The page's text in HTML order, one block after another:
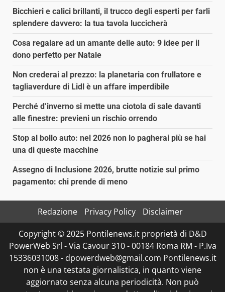
Bicchieri e calici brillanti, il trucco degli esperti per farli
splendere davvero: la tua tavola luccicherà
Cosa regalare ad un amante delle auto: 9 idee per il
dono perfetto per Natale
Non crederai al prezzo: la planetaria con frullatore e
tagliaverdure di Lidl è un affare imperdibile
Perché d’inverno si mette una ciotola di sale davanti
alle finestre: previeni un rischio orrendo
Stop al bollo auto: nel 2026 non lo pagherai più se hai
una di queste macchine
Assegno di Inclusione 2026, brutte notizie sul primo
pagamento: chi prende di meno
Redazione Privacy Policy
Disclaimer
Copyright © 2025 Pontilenews.it proprietà di D&D
PowerWeb Srl - Via Cavour 310 - 00184 Roma RM - P.Iva
15336031008 - dpowerdweb@gmail.com Pontilenews.it
non è una testata giornalistica, in quanto viene
aggiornato senza alcuna periodicità. Non può